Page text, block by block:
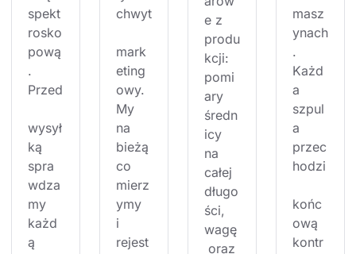
spekt
rosko
pową
.
Przed
wysył
ką
spra
wdza
my
każd
ą
chwyt
mark
eting
owy.
My
na
bieżą
co
mierz
ymy
i
rejest
e z
produ
kcji:
pomi
ary
średn
icy
na
całej
długo
ści,
wagę
oraz
masz
ynach
.
Każd
a
szpul
a
przec
hodzi
końc
ową
kontr